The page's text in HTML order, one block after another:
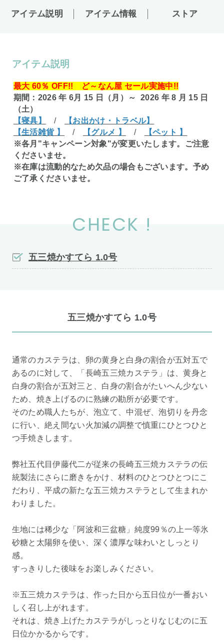
アイテム説明 アイテム情報 ストア
アイテム説明
最大 60％ OFF!! ど～なん屋 セール実施中!!
期間：2026 年 6月 15 日（月）～ 2026 年 8 月 15 日
（土）
【寝具】
/
【お出かけ・トラベル】
【生活雑貨 】
/ 【グルメ 】 /
【ペット 】
※各月"キャンペーン対象"が変更いたします。ご注意
くださいませ。
※在庫は流動的なため欠品の場合もございます。予め
ご了承くださいませ。
CHECK !
五三焼かすてら 1.0号
五三焼かすてら 1.0号
通常のカステラは、卵の黄身と白身の割合が五対五で
あるのに対して、「長崎五三焼カステラ」は、黄身と
白身の割合が五対三と、白身の割合がたいへん少ない
ため、焼き上げるのに熟練の勘所が必要です。
そのため職人たちが、泡立て、中混ぜ、泡切りを丹念
に行い、絶え間ない火加減の調整で慎重にひとつひと
つ手焼きします。
弊社五代目伊藤代二が従来の長崎五三焼カステラの伝
統製法にさらに磨きをかけ、材料のひとつひとつにこ
だわり、平成の新たな五三焼カステラとして生まれか
わりました。
生地には稀少な「阿波和三盆糖」純度99％の上一等氷
砂糖と太陽卵を使い、深く濃厚な味わいとしっとり
感。
すっきりした後味をお楽しみください。
※五三焼カステラは、作った日から五日位が一番おい
しく召し上がれます。
それは、焼き上げたカステラがしっとりなじむのに五
日位かかるからです。